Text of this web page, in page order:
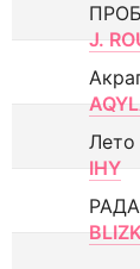
J.
Лето
IHY
РАДА